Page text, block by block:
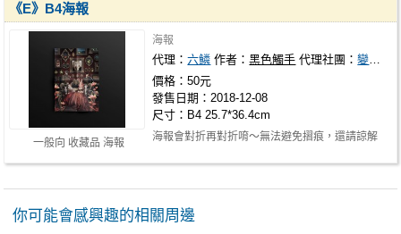
一般向 收藏品 海報
《E》B4海報
海報
代理：六鱗 作者：黑色觸手 代理社團：變種水母
價格：50元
發售日期：2018-12-08
尺寸：B4 25.7*36.4cm
海報會對折再對折唷～無法避免摺痕，還請諒解
你可能會感興趣的相關周邊